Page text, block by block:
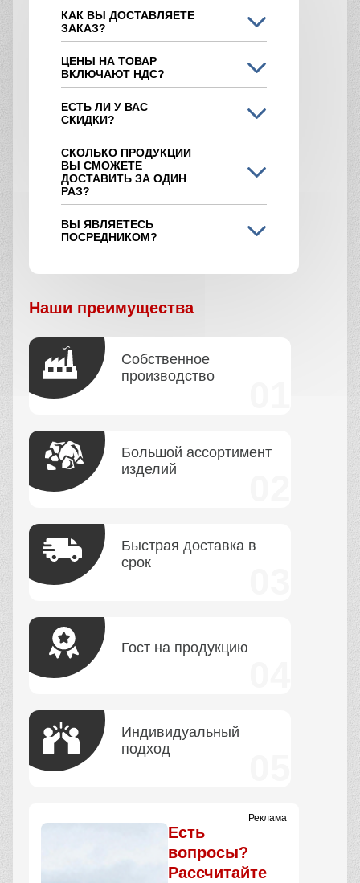
КАК ВЫ ДОСТАВЛЯЕТЕ
ЗАКАЗ?
ЦЕНЫ НА ТОВАР
ВКЛЮЧАЮТ НДС?
ЕСТЬ ЛИ У ВАС
СКИДКИ?
СКОЛЬКО ПРОДУКЦИИ
ВЫ СМОЖЕТЕ
ДОСТАВИТЬ ЗА ОДИН
РАЗ?
ВЫ ЯВЛЯЕТЕСЬ
ПОСРЕДНИКОМ?
Наши преимущества
Собственное
производство
Большой ассортимент
изделий
Быстрая доставка в
срок
Гост на продукцию
Индивидуальный
подход
Реклама
Есть
вопросы?
Рассчитайте